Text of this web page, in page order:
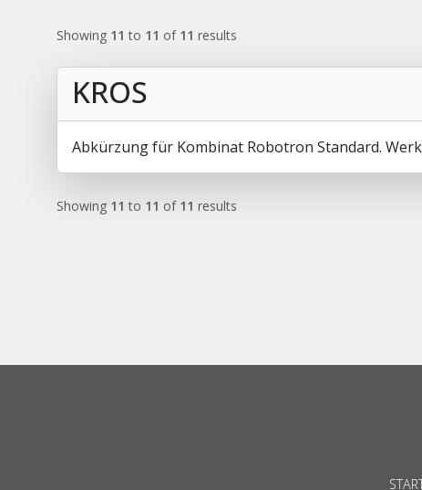
Showing 11 to 11 of 11 results
KROS
Abkürzung für Kombinat Robotron Standard.
Showing 11 to 11 of 11 results